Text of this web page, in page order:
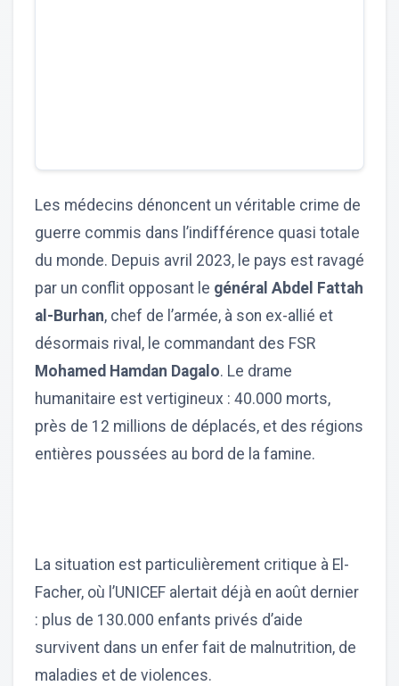
Les médecins dénoncent un véritable crime de
guerre commis dans l’indifférence quasi totale
du monde. Depuis avril 2023, le pays est ravagé
par un conflit opposant le général Abdel Fattah
al-Burhan, chef de l’armée, à son ex-allié et
désormais rival, le commandant des FSR
Mohamed Hamdan Dagalo. Le drame
humanitaire est vertigineux : 40.000 morts,
près de 12 millions de déplacés, et des régions
entières poussées au bord de la famine.
La situation est particulièrement critique à El-
Facher, où l’UNICEF alertait déjà en août dernier
: plus de 130.000 enfants privés d’aide
survivent dans un enfer fait de malnutrition, de
maladies et de violences.